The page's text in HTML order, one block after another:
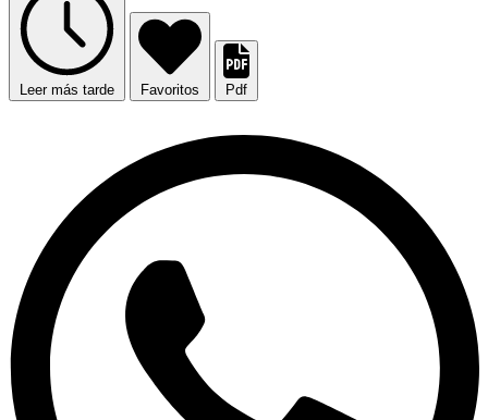
Leer más tarde Favoritos Pdf